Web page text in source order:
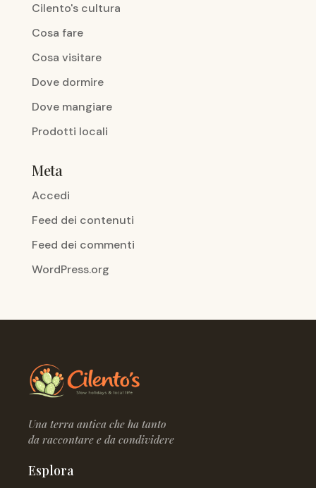
Cilento's cultura
Cosa fare
Cosa visitare
Dove dormire
Dove mangiare
Prodotti locali
Meta
Accedi
Feed dei contenuti
Feed dei commenti
WordPress.org
Una terra antica che ha tanto
da raccontare e da condividere
Esplora